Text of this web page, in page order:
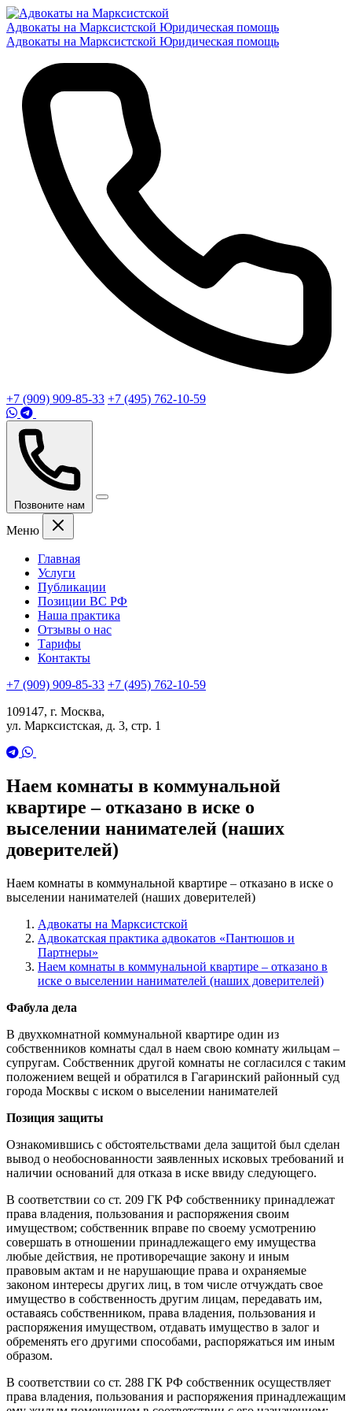
Адвокаты на Марксистской Юридическая помощь
Адвокаты на Марксистской Юридическая помощь
+7 (909) 909-85-33 +7 (495) 762-10-59
Позвоните нам
Меню
Главная
Услуги
Публикации
Позиции ВС РФ
Наша практика
Отзывы о нас
Тарифы
Контакты
+7 (909) 909-85-33 +7 (495) 762-10-59
109147, г. Москва,
ул. Марксистская, д. 3, стр. 1
Наем комнаты в коммунальной
квартире – отказано в иске о
выселении нанимателей (наших
доверителей)
Наем комнаты в коммунальной квартире – отказано в иске о
выселении нанимателей (наших доверителей)
Адвокаты на Марксистской
Адвокатская практика адвокатов «Пантюшов и
Партнеры»
Наем комнаты в коммунальной квартире – отказано в
иске о выселении нанимателей (наших доверителей)
Фабула дела
В двухкомнатной коммунальной квартире один из
собственников комнаты сдал в наем свою комнату жильцам –
супругам. Собственник другой комнаты не согласился с таким
положением вещей и обратился в Гагаринский районный суд
города Москвы с иском о выселении нанимателей
Позиция защиты
Ознакомившись с обстоятельствами дела защитой был сделан
вывод о необоснованности заявленных исковых требований и
наличии оснований для отказа в иске ввиду следующего.
В соответствии со ст. 209 ГК РФ собственнику принадлежат
права владения, пользования и распоряжения своим
имуществом; собственник вправе по своему усмотрению
совершать в отношении принадлежащего ему имущества
любые действия, не противоречащие закону и иным
правовым актам и не нарушающие права и охраняемые
законом интересы других лиц, в том числе отчуждать свое
имущество в собственность другим лицам, передавать им,
оставаясь собственником, права владения, пользования и
распоряжения имуществом, отдавать имущество в залог и
обременять его другими способами, распоряжаться им иным
образом.
В соответствии со ст. 288 ГК РФ собственник осуществляет
права владения, пользования и распоряжения принадлежащим